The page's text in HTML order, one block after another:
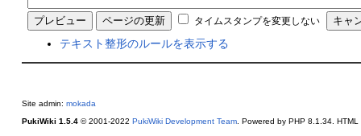
タイムスタンプを変更しない
テキスト整形のルールを表示する
Site admin: mokada
PukiWiki 1.5.4© 2001-2022 PukiWiki Development Team. Powered by PHP 8.1.34. HTML